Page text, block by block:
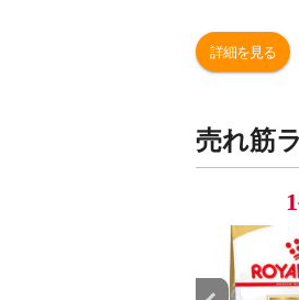
詳細を見る
売れ筋
1